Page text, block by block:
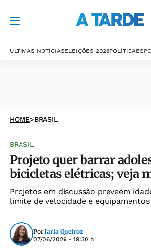
ÚLTIMAS NOTÍCIASELEIÇÕES 2026POLÍTICA
HOME>BRASIL
BRASIL
Projeto quer barrar
bicicletas elétricas; veja
Projetos em discussão preveem
limite de velocidade e
Por Iarla Queiroz
07/06/2026 - 19:30 h